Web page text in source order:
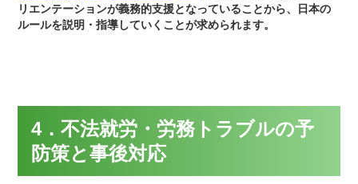
リエンテーションが義務的支援となっていることから、日本の
ルールを説明・指導していくことが求められます。
4．不法就労・労務トラブルの予
防策と事後対応